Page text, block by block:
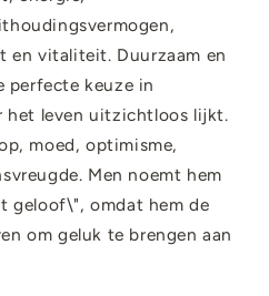
en vitaliteit. Duurzaam en
perfecte keuze in
het leven uitzichtloos lijkt.
moed, optimisme,
Men noemt hem
geloof\", omdat hem de
om geluk te brengen aan